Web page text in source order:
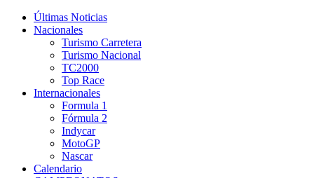
Últimas Noticias
Nacionales
Turismo Carretera
Turismo Nacional
TC2000
Top Race
Internacionales
Formula 1
Fórmula 2
Indycar
MotoGP
Nascar
Calendario